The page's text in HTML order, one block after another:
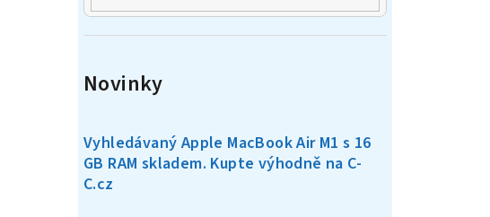
Novinky
Vyhledávaný Apple MacBook Air M1 s 16
GB RAM skladem. Kupte výhodně na C-
C.cz